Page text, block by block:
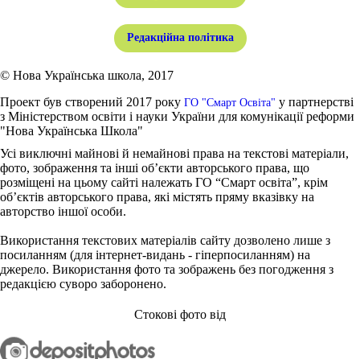
Редакційна політика
© Нова Українська школа, 2017
Проект був створений 2017 року ГО "Смарт Освіта" у партнерстві
з Міністерством освіти і науки України для комунікації реформи
"Нова Українська Школа"
Усі виключні майнові й немайнові права на текстові матеріали,
фото, зображення та інші об’єкти авторського права, що
розміщені на цьому сайті належать ГО “Смарт освіта”, крім
об’єктів авторського права, які містять пряму вказівку на
авторство іншої особи.
Використання текстових матеріалів сайту дозволено лише з
посиланням (для інтернет-видань - гіперпосиланням) на
джерело. Використання фото та зображень без погодження з
редакцією суворо заборонено.
Стокові фото від